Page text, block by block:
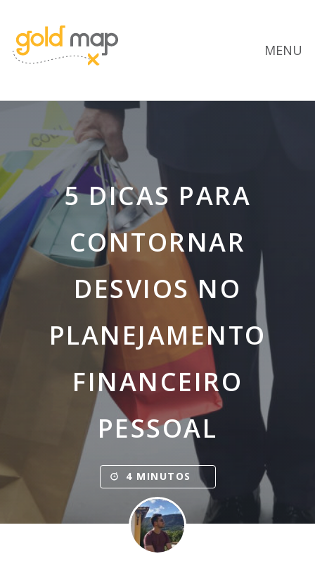
MENU
5 DICAS PARA
CONTORNAR
DESVIOS NO
PLANEJAMENTO
FINANCEIRO
PESSOAL
4 MINUTOS